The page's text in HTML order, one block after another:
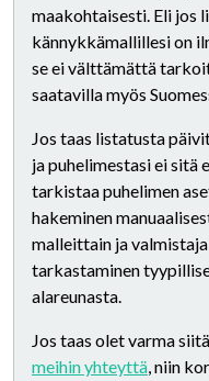
maakohtaisesti. Eli jos
kännykkämallillesi on
se ei välttämättä
saatavilla myös
Jos taas listatusta
ja puhelimestasi ei sitä
tarkistaa puhelimen
hakeminen
malleittain ja
tarkastaminen
alareunasta.
Jos taas olet varma
meihin yhteyttä, niin